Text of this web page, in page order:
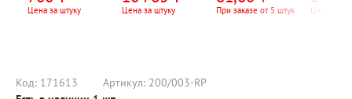
шерсть альпаки
Цена за штуку
шимо светлый
Цена за штуку
вилка
При заказе от 5 штук Цена за
Код: 171613 Артикул: 200/003-RP